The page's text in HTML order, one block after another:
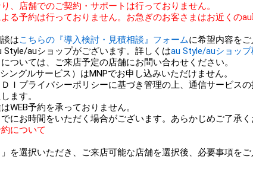
、店舗でのご契約・サポートは行っておりません。
る予約は行っておりません。お急ぎのお客さまはお近くの
はこちらの『導入検討・見積相談』フォームに希望内容をご
Style/auショップがございます。詳しくはau Style/auショッ
ついては、ご来店予定の店舗にお問い合わせください。
ングルサービス）はMNPでお申し込みいただけません。
Ｉプライバシーポリシーに基づき管理の上、通信サービス
ます。
WEB予約を承っておりません。
にお時間をいただく場合がございます。あらかじめご了承く
について
を選択いただき、ご来店可能な店舗を選択後、必要事項を